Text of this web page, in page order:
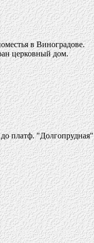
в Виноградове.
церковный дом.
до платф. "Долгопрудная"